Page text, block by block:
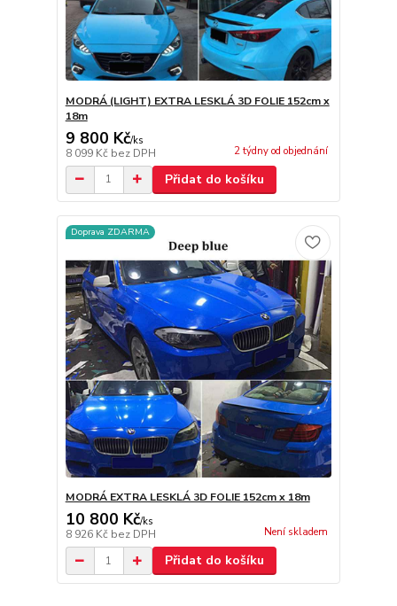
MODRÁ (LIGHT) EXTRA LESKLÁ 3D FOLIE 152cm x
18m
9 800 Kč/ks
8 099 Kč bez DPH 2 týdny od objednání
Přidat do košíku
Doprava ZDARMA
MODRÁ EXTRA LESKLÁ 3D FOLIE 152cm x 18m
10 800 Kč/ks
8 926 Kč bez DPH Není skladem
Přidat do košíku